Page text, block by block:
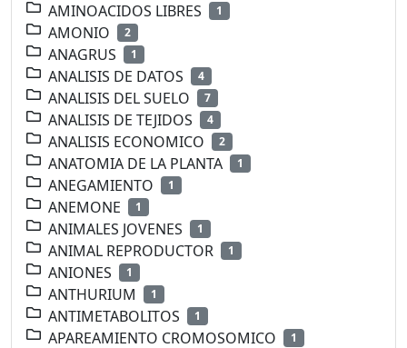
AMINOACIDOS LIBRES 1
AMONIO 2
ANAGRUS 1
ANALISIS DE DATOS 4
ANALISIS DEL SUELO 7
ANALISIS DE TEJIDOS 4
ANALISIS ECONOMICO 2
ANATOMIA DE LA PLANTA 1
ANEGAMIENTO 1
ANEMONE 1
ANIMALES JOVENES 1
ANIMAL REPRODUCTOR 1
ANIONES 1
ANTHURIUM 1
ANTIMETABOLITOS 1
APAREAMIENTO CROMOSOMICO 1